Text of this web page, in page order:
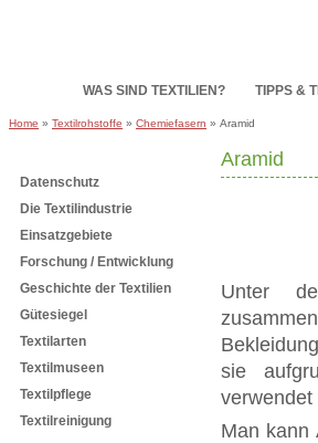
WAS SIND TEXTILIEN? TIPPS &
Home » Textilrohstoffe » Chemiefasern » Aramid
Datenschutz
Die Textilindustrie
Einsatzgebiete
Forschung / Entwicklung
Geschichte der Textilien
Gütesiegel
Textilarten
Textilmuseen
Textilpflege
Textilreinigung
Aramid
Unter
sie
verwendet
Man kann